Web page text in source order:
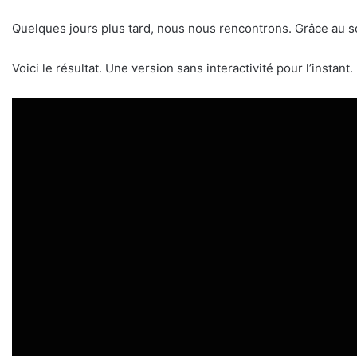
Quelques jours plus tard, nous nous rencontrons. Grâce au
Voici le résultat. Une version sans interactivité pour